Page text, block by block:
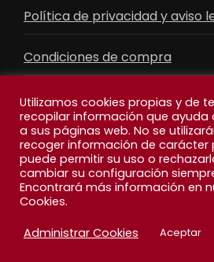
Política de privacidad y aviso
Condiciones de compra
Contacto
Facebook
Feed
Utilizamos cookies propias y de
recopilar información que ayuda
a sus páginas web. No se
recoger información de carácter
puede permitir su uso o
cambiar su configuración
Encontrará más información en
Cookies.
Administrar Cookies
Aceptar